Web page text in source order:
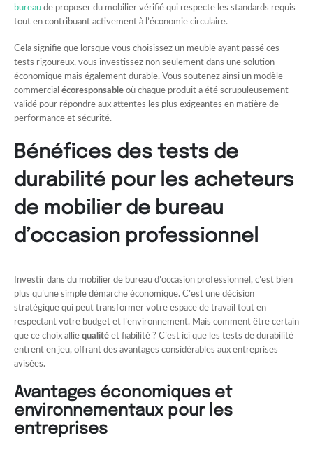
bureau de proposer du mobilier vérifié qui respecte les standards requis
tout en contribuant activement à l’économie circulaire.
Cela signifie que lorsque vous choisissez un meuble ayant passé ces
tests rigoureux, vous investissez non seulement dans une solution
économique mais également durable. Vous soutenez ainsi un modèle
commercial écoresponsable où chaque produit a été scrupuleusement
validé pour répondre aux attentes les plus exigeantes en matière de
performance et sécurité.
Bénéfices des tests de
durabilité pour les acheteurs
de mobilier de bureau
d’occasion professionnel
Investir dans du mobilier de bureau d’occasion professionnel, c’est bien
plus qu’une simple démarche économique. C’est une décision
stratégique qui peut transformer votre espace de travail tout en
respectant votre budget et l’environnement. Mais comment être certain
que ce choix allie qualité et fiabilité ? C’est ici que les tests de durabilité
entrent en jeu, offrant des avantages considérables aux entreprises
avisées.
Avantages économiques et
environnementaux pour les
entreprises